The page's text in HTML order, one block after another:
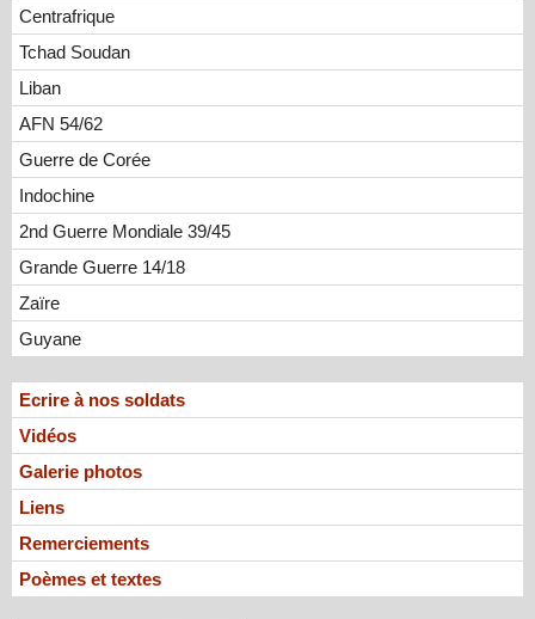
Centrafrique
Tchad Soudan
Liban
AFN 54/62
Guerre de Corée
Indochine
2nd Guerre Mondiale 39/45
Grande Guerre 14/18
Zaïre
Guyane
Ecrire à nos soldats
Vidéos
Galerie photos
Liens
Remerciements
Poèmes et textes